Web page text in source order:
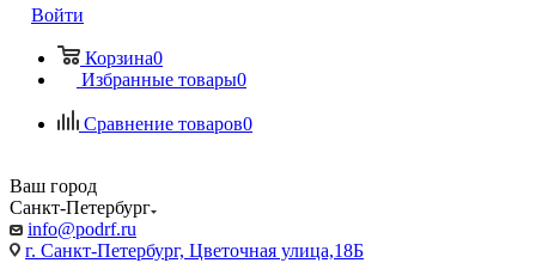
Войти
Корзина0
Избранные товары0
Сравнение товаров0
Ваш город
Санкт-Петербург
info@podrf.ru
г. Санкт-Петербург, Цветочная улица,18Б